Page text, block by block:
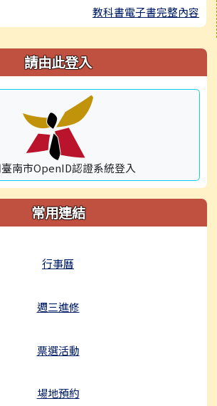
教科書電子書完整內容
請由此登入
南市OpenID認證系統登入
常用連結
行事曆
週三進修
票選活動
場地預約